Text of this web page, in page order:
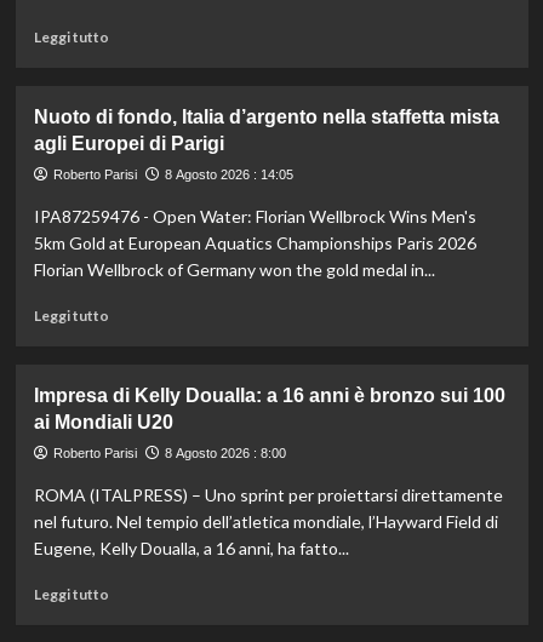
battuto
Leggi tuttoLeggi
Il
Milan
battuto
amichevole
3-
0
Nuoto di fondo, Italia d’argento nella staffetta mista
agli Europei di Parigi
Roberto Parisi 8 Agosto 2026 : 14:05
IPA87259476 - Open Water: Florian Wellbrock Wins Men's
5km Gold at European Aquatics Championships Paris 2026
Florian Wellbrock of Germany won the gold medal in...
Leggi tuttoLeggi
Nuoto
di
fondo,
d’argento
nella
staffetta
Impresa di Kelly Doualla: a 16 anni è bronzo sui 100
ai Mondiali U20
Roberto Parisi 8 Agosto 2026 : 8:00
ROMA (ITALPRESS) – Uno sprint per proiettarsi direttamente
nel futuro. Nel tempio dell’atletica mondiale, l’Hayward Field di
Eugene, Kelly Doualla, a 16 anni, ha fatto...
Leggi tuttoLeggi